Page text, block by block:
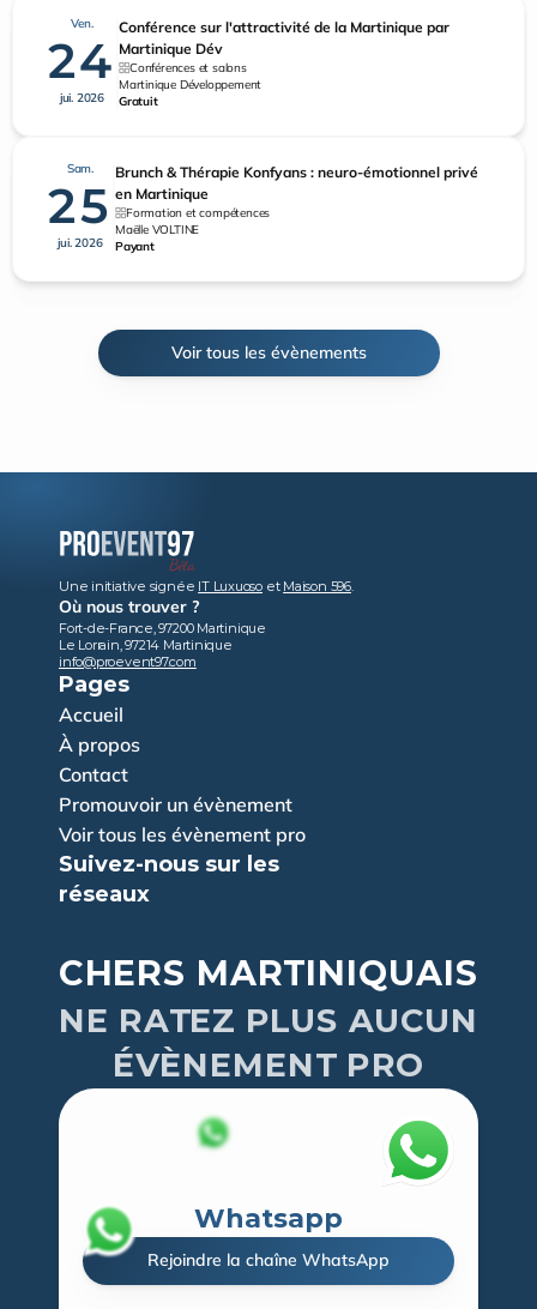
Voir tous les évènements
Ven.
24
jui. 2026
Conférence sur l'attractivité de la Martinique par
Martinique Dév
Conférences et salons
Martinique Développement
Gratuit
Sam.
25
jui. 2026
Brunch & Thérapie Konfyans : neuro-émotionnel privé
en Martinique
Formation et compétences
Maëlle VOLTINE
Payant
Une initiative signée IT Luxuoso et Maison 596.
Où nous trouver ?
Fort-de-France, 97200 Martinique
Le Lorrain, 97214 Martinique
info@proevent97.com
Pages
Accueil
À propos
Contact
Promouvoir un évènement
Voir tous les évènement pro
Suivez-nous sur les
réseaux
CHERS MARTINIQUAIS
NE RATEZ PLUS AUCUN
ÉVÈNEMENT PRO
Whatsapp
Rejoindre la chaîne WhatsApp